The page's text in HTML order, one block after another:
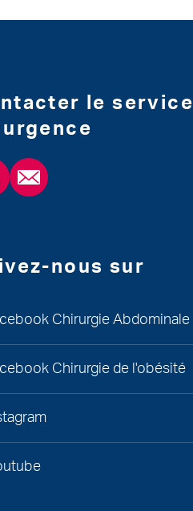
le service
urgence
chirabdomle@chc.be
nous sur
Chirurgie Abdominale
Chirurgie de l'obésité